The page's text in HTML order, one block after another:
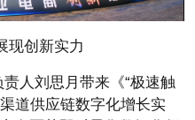
现创新实力
人刘思月带来《“极速触
道供应链数字化增长实